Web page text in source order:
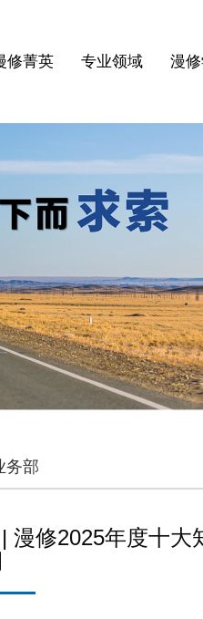
修菁英 专业领域 漫
务部
漫修2025年度十大